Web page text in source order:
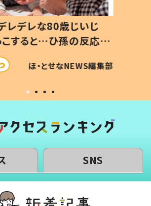
で亡くなった息子 約
当時の妻の日記に書い
音とは
ほ・とせなNEWS編集部
SNS